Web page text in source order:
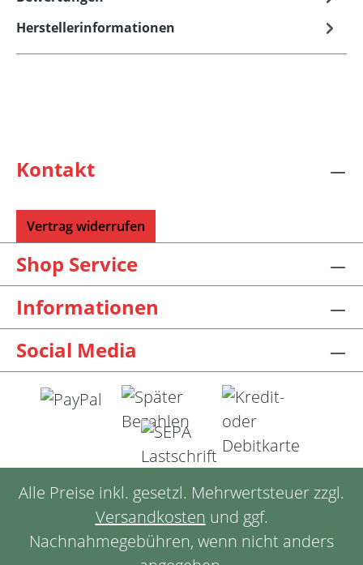
Herstellerinformationen
Kontakt
Vertrag widerrufen
Shop Service
Informationen
Social Media
Alle Preise inkl. gesetzl. Mehrwertsteuer zzgl.
Versandkosten und ggf.
Nachnahmegebühren, wenn nicht anders